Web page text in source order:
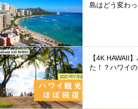
島はどう変わっ
【4K HAWAII
た！？ハワイの